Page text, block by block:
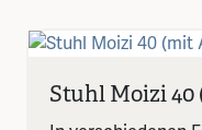
Stuhl Moizi